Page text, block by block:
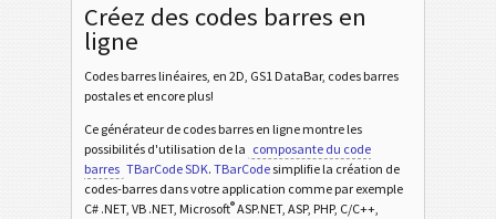
Créez des codes barres en
ligne
Codes barres linéaires, en 2D, GS1 DataBar, codes barres
postales et encore plus!
Ce générateur de codes barres en ligne montre les
possibilités d'utilisation de la composante du code
barres TBarCode SDK. TBarCodesimplifie la création de
codes-barres dans votre application comme par exemple
C# .NET, VB .NET, Microsoft®ASP.NET, ASP, PHP, C/C++,